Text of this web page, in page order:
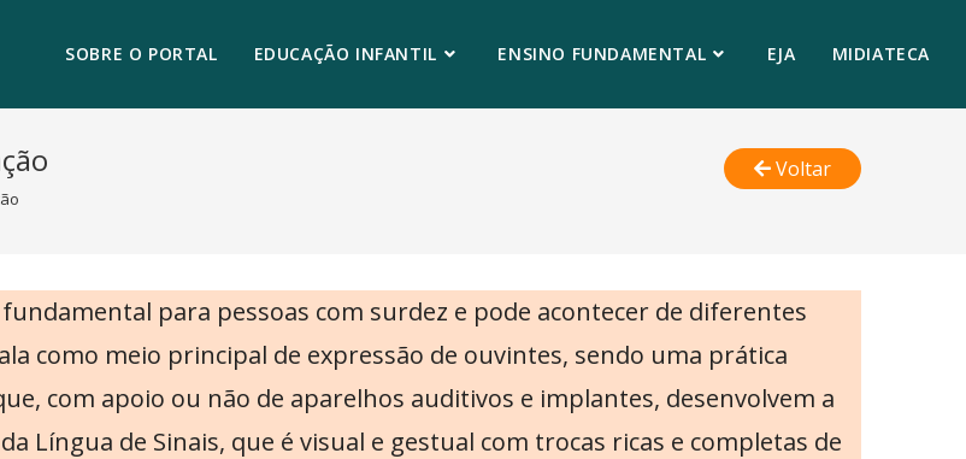
SOBRE O PORTAL EDUCAÇÃO INFANTIL ENSINO FUNDAMENTAL EJA MIDIATECA
Voltar
para pessoas com surdez e pode acontecer de diferentes
como meio principal de expressão de ouvintes, sendo uma prática
com apoio ou não de aparelhos auditivos e implantes, desenvolvem a
Língua de Sinais, que é visual e gestual com trocas ricas e completas de